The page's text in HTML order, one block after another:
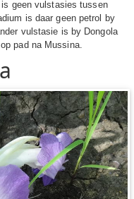
geen vulstasies tussen
is daar geen petrol by
vulstasie is by Dongola
pad na Mussina.